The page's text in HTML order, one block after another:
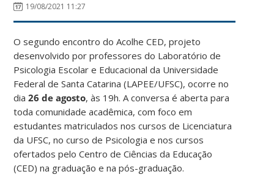
19/08/2021 11:27
O segundo encontro do Acolhe CED, projeto
desenvolvido por professores do Laboratório de
Psicologia Escolar e Educacional da Universidade
Federal de Santa Catarina (LAPEE/UFSC), ocorre no
dia26 de agosto, às 19h. A conversa é aberta para
toda comunidade acadêmica, com foco em
estudantes matriculados nos cursos de Licenciatura
da UFSC, no curso de Psicologia e nos cursos
ofertados pelo Centro de Ciências da Educação
(CED) na graduação e na pós-graduação.